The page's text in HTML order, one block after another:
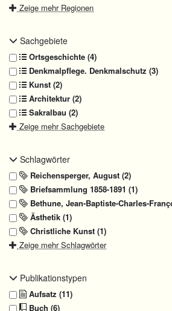
Zeige mehr Regionen
Sachgebiete
Ortsgeschichte (4)
Denkmalpflege. Denkmalschutz (3)
Kunst (2)
Architektur (2)
Sakralbau (2)
Zeige mehr Sachgebiete
Schlagwörter
Reichensperger, August (2)
Briefsammlung 1858-1891 (1)
Bethune, Jean-Baptiste-Charles-
Ästhetik (1)
Christliche Kunst (1)
Zeige mehr Schlagwörter
Publikationstypen
Aufsatz (11)
Buch (6)